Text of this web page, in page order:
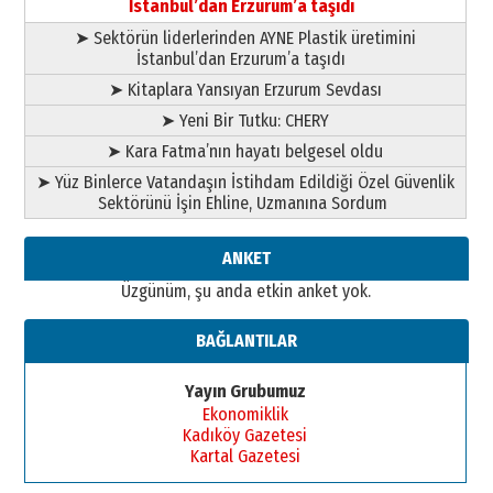
İstanbul’dan Erzurum’a taşıdı
➤ Sektörün liderlerinden AYNE Plastik üretimini
İstanbul’dan Erzurum’a taşıdı
➤ Kitaplara Yansıyan Erzurum Sevdası
➤ Yeni Bir Tutku: CHERY
➤ Kara Fatma’nın hayatı belgesel oldu
➤ Yüz Binlerce Vatandaşın İstihdam Edildiği Özel Güvenlik
Sektörünü İşin Ehline, Uzmanına Sordum
ANKET
Üzgünüm, şu anda etkin anket yok.
BAĞLANTILAR
Yayın Grubumuz
Ekonomiklik
Kadıköy Gazetesi
Kartal Gazetesi